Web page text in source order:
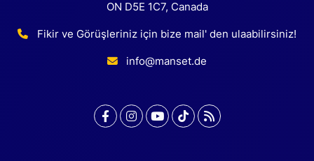
ON D5E 1C7, Canada
Fikir ve Görüşleriniz için bize mail' den ulaabilirsiniz!
info@manset.de